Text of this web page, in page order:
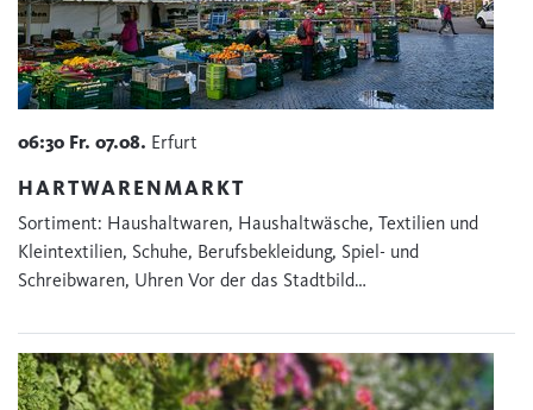
06:30 Fr. 07.08. Erfurt
HARTWARENMARKT
Sortiment: Haushaltwaren, Haushaltwäsche, Textilien und
Kleintextilien, Schuhe, Berufsbekleidung, Spiel- und
Schreibwaren, Uhren Vor der das Stadtbild…